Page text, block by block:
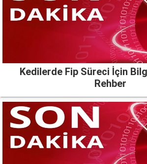
Kedilerde Fip Süreci İçin
Rehber